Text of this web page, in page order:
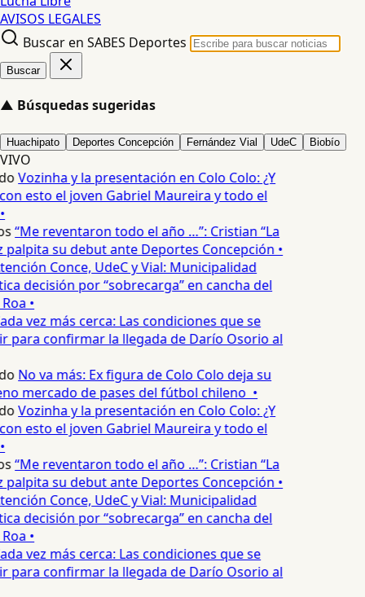
AVISOS LEGALES
Buscar en SABES Deportes
Buscar
▲ Búsquedas sugeridas
Huachipato Deportes Concepción Fernández Vial UdeC Biobío
VIVO
Vozinha y la presentación en Colo Colo: ¿Y
esto el joven Gabriel Maureira y todo el
“Me reventaron todo el año …”: Cristian “La
su debut ante Deportes Concepción •
Conce, UdeC y Vial: Municipalidad
decisión por “sobrecarga” en cancha del
•
vez más cerca: Las condiciones que se
para confirmar la llegada de Darío Osorio al
No va más: Ex figura de Colo Colo deja su
mercado de pases del fútbol chileno •
Vozinha y la presentación en Colo Colo: ¿Y
esto el joven Gabriel Maureira y todo el
“Me reventaron todo el año …”: Cristian “La
su debut ante Deportes Concepción •
Conce, UdeC y Vial: Municipalidad
decisión por “sobrecarga” en cancha del
•
vez más cerca: Las condiciones que se
para confirmar la llegada de Darío Osorio al